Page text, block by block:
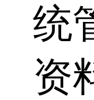
统
资